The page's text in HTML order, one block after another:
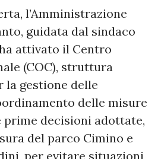
l’Amministrazione
guidata dal sindaco
attivato il Centro
(COC), struttura
la gestione delle
delle misure
prime decisioni adottate,
del parco Cimino e
per evitare situazioni